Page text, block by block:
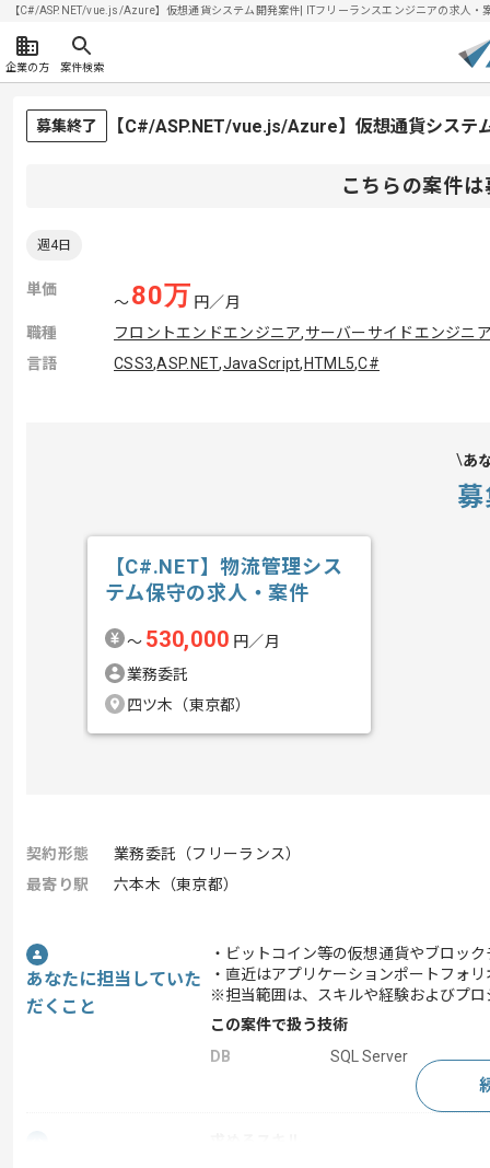
【C#/ASP.NET/vue.js/Azure】仮想通貨システム開発案件| ITフリーランスエンジニアの求人
企業の方 案件検索
募集終了 【C#/ASP.NET/vue.js/Azure】仮想通貨システ
こちらの案件
週4日
単価
〜80万 円／月
職種
フロントエンドエンジニア,サーバーサイドエンジニ
言語
CSS3,ASP.NET,JavaScript, HTML5,C#
あ
【C#.NET】物流管理シス
テム保守の求人・案件
〜 530,000 円／月
業務委託
四ツ木（東京都）
契約形態
業務委託（フリーランス）
最寄り駅
六本木（東京都）
あなたに担当していた
だくこと
・ビットコイン等の仮想通貨やブロッ
・直近はアプリケーションポートフォ
※担当範囲は、スキルや経験およびプ
この案件で扱う技術
DB
SQL Server